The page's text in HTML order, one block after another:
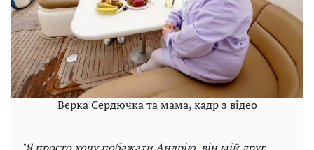
Вєрка Сердючка та мама, кадр з відео